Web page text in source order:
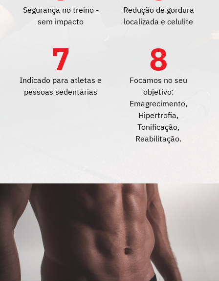
Segurança no treino -
sem impacto
Redução de gordura
localizada e celulite
7
Indicado para atletas e
pessoas sedentárias
8
Focamos no seu
objetivo:
Emagrecimento,
Hipertrofia,
Tonificação,
Reabilitação.